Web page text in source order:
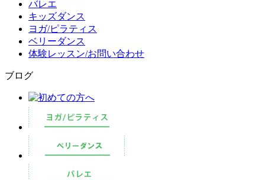
バレエ
キッズダンス
ヨガ/ピラティス
ベリーダンス
体験レッスン/お問い合わせ
ブログ